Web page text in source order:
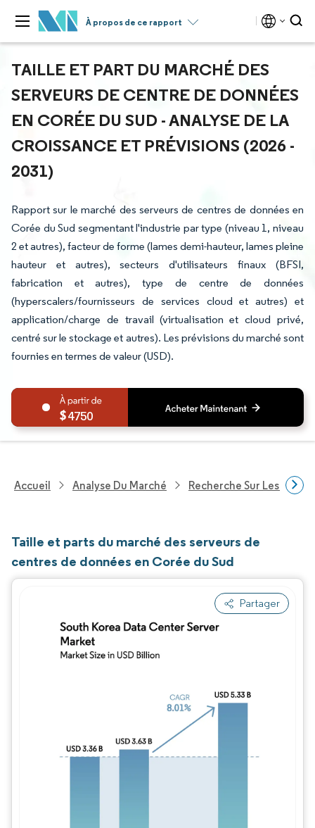
À propos de ce rapport
TAILLE ET PART DU MARCHÉ DES
SERVEURS DE CENTRE DE DONNÉES
EN CORÉE DU SUD - ANALYSE DE LA
CROISSANCE ET PRÉVISIONS (2026 -
2031)
Rapport sur le marché des serveurs de centres de données en
Corée du Sud segmentant l'industrie par type (niveau 1, niveau
2 et autres), facteur de forme (lames demi-hauteur, lames pleine
hauteur et autres), secteurs d'utilisateurs finaux (BFSI,
fabrication et autres), type de centre de données
(hyperscalers/fournisseurs de services cloud et autres) et
application/charge de travail (virtualisation et cloud privé,
centré sur le stockage et autres). Les prévisions du marché sont
fournies en termes de valeur (USD).
4750
Accueil Analyse Du Marché Recherche Sur Les
Taille et parts du marché des serveurs de
centres de données en Corée du Sud
Partager